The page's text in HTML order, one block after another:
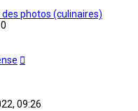
photos (culinaires)
09:26